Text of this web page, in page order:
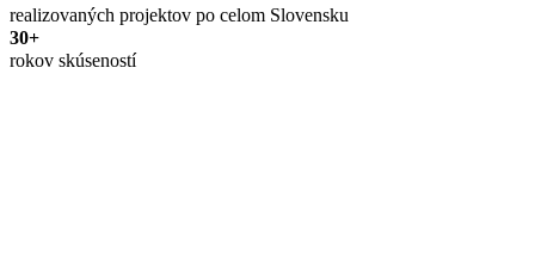
realizovaných projektov po celom Slovensku
30+
rokov skúseností